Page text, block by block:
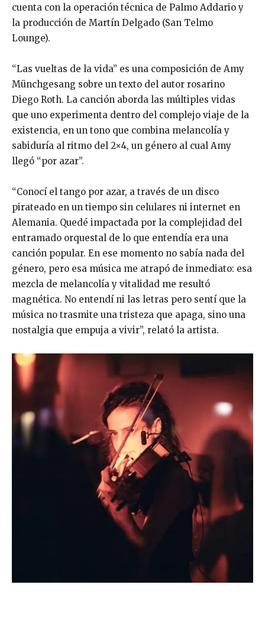
cuenta con la operación técnica de Palmo Addario y
la producción de Martín Delgado (San Telmo
Lounge).
“Las vueltas de la vida” es una composición de Amy
Münchgesang sobre un texto del autor rosarino
Diego Roth. La canción aborda las múltiples vidas
que uno experimenta dentro del complejo viaje de la
existencia, en un tono que combina melancolía y
sabiduría al ritmo del 2×4, un género al cual Amy
llegó “por azar”.
“Conocí el tango por azar, a través de un disco
pirateado en un tiempo sin celulares ni internet en
Alemania. Quedé impactada por la complejidad del
entramado orquestal de lo que entendía era una
canción popular. En ese momento no sabía nada del
género, pero esa música me atrapó de inmediato: esa
mezcla de melancolía y vitalidad me resultó
magnética. No entendí ni las letras pero sentí que la
música no trasmite una tristeza que apaga, sino una
nostalgia que empuja a vivir”, relató la artista.